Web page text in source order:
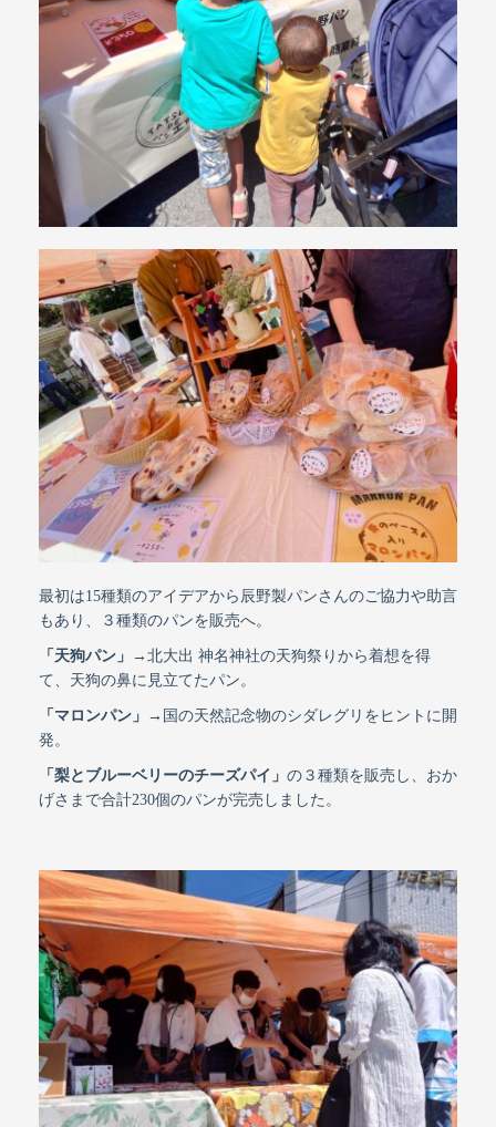
最初は15種類のアイデアから辰野製パンさんのご協力や助言
もあり、３種類のパンを販売へ。
「天狗パン」 →北大出 神名神社の天狗祭りから着想を得
て、天狗の鼻に見立てたパン。
「マロンパン」 →国の天然記念物のシダレグリをヒントに開
発。
「梨とブルーベリーのチーズパイ」 の３種類を販売し、おか
げさまで合計230個のパンが完売しました。